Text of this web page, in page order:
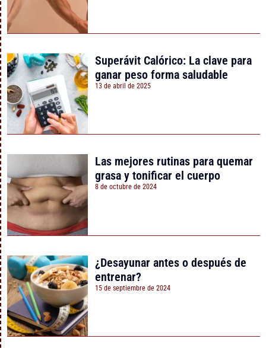
Superávit Calórico: La clave para
ganar peso forma saludable
13 de abril de 2025
Las mejores rutinas para quemar
grasa y tonificar el cuerpo
8 de octubre de 2024
¿Desayunar antes o después de
entrenar?
15 de septiembre de 2024